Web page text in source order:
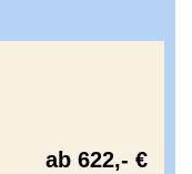
ab 622,- €